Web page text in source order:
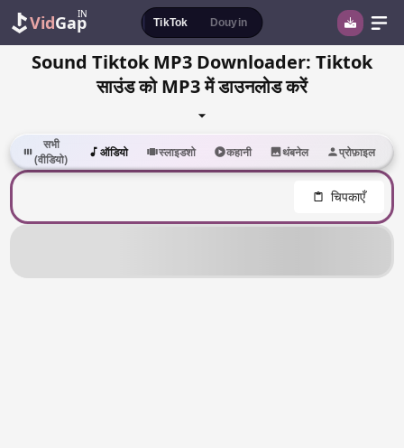
TikTok Douyin
VidGap
IN
Sound Tiktok MP3 Downloader: Tiktok
साउंड को MP3 में डाउनलोड करें
सभी
(वीडियो)
ऑडियो स्लाइडशो कहानी थंबनेल प्रोफ़ाइल
चिपकाएँ